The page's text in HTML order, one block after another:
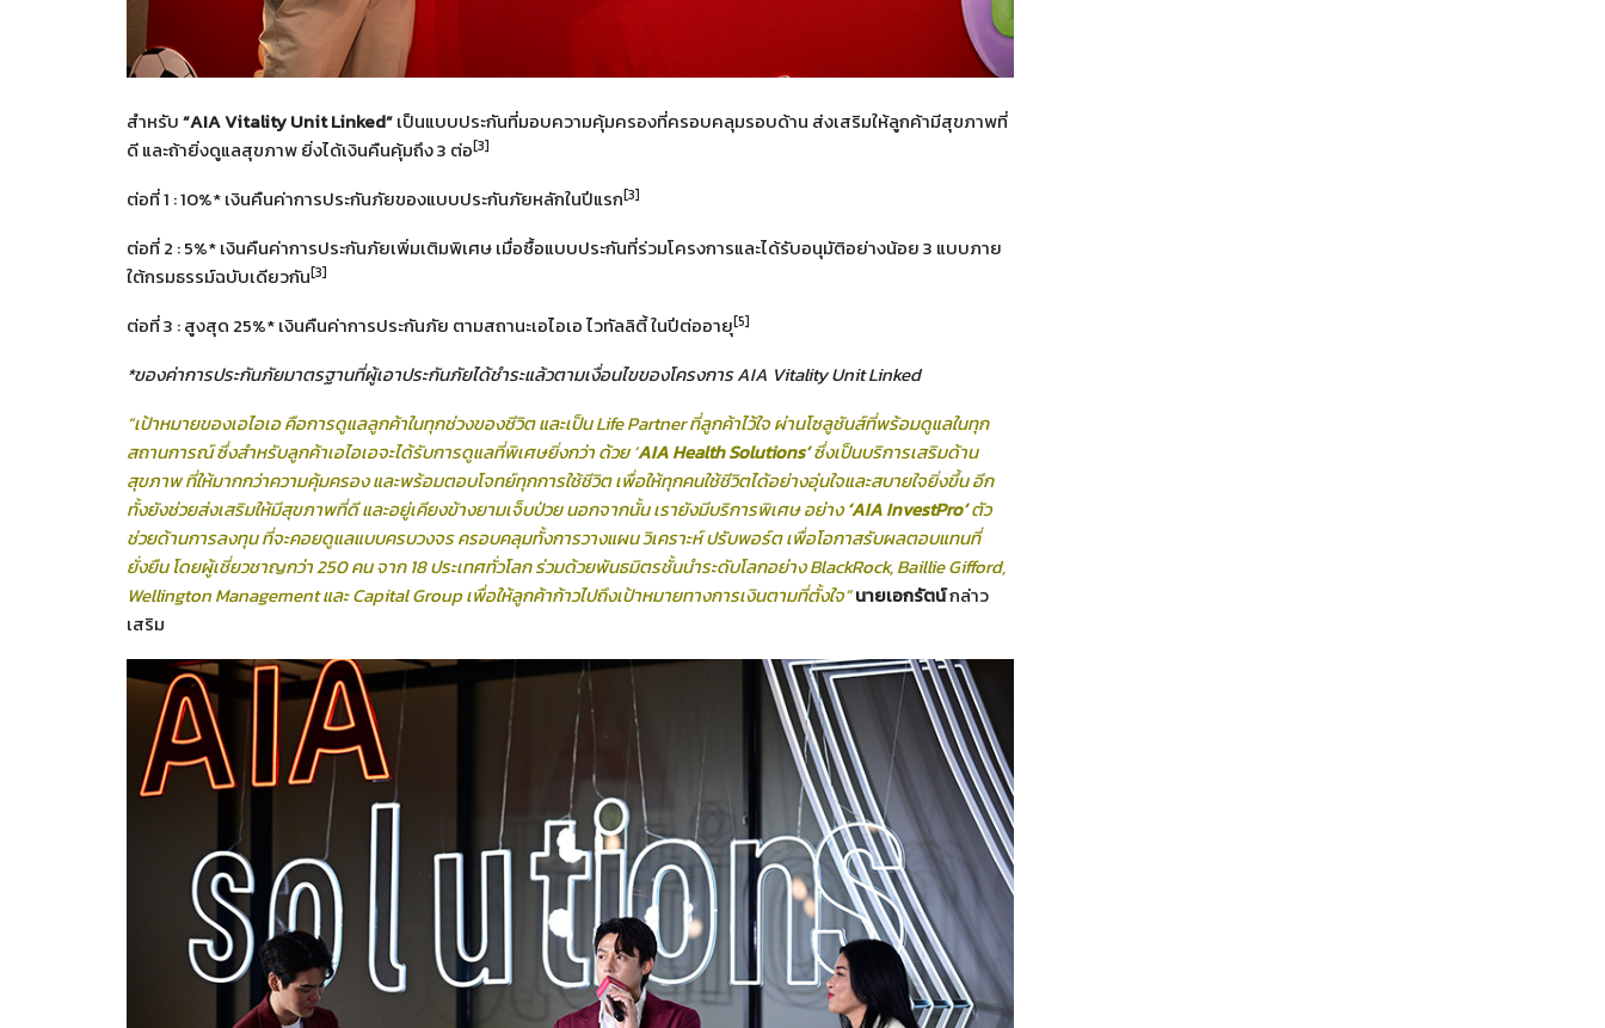
สำหรับ“AIA Vitality Unit Linked”เป็นแบบประกันที่มอบความคุ้มครองที่ครอบคลุมรอบด้าน ส่งเสริมให้ลูกค้ามีสุขภาพที่
ดี และถ้ายิ่งดูแลสุขภาพ ยิ่งได้เงินคืนคุ้มถึง 3 ต่อ[3]
ต่อที่ 1 : 10%* เงินคืนค่าการประกันภัยของแบบประกันภัยหลักในปีแรก[3]
ต่อที่ 2 : 5%* เงินคืนค่าการประกันภัยเพิ่มเติมพิเศษ เมื่อซื้อแบบประกันที่ร่วมโครงการและได้รับอนุมัติอย่างน้อย 3 แบบภาย
ใต้กรมธรรม์ฉบับเดียวกัน[3]
ต่อที่ 3 : สูงสุด 25%* เงินคืนค่าการประกันภัย ตามสถานะเอไอเอ ไวทัลลิตี้ ในปีต่ออายุ[5]
*ของค่าการประกันภัยมาตรฐานที่ผู้เอาประกันภัยได้ชำระแล้วตามเงื่อนไขของโครงการAIA Vitality Unit Linked
“เป้าหมายของเอไอเอ คือการดูแลลูกค้าในทุกช่วงของชีวิต และเป็นLife Partner ที่ลูกค้าไว้ใจ ผ่านโซลูชันส์ที่พร้อมดูแลในทุก
สถานการณ์ ซึ่งสำหรับลูกค้าเอไอเอจะได้รับการดูแลที่พิเศษยิ่งกว่า ด้วย ‘AIA Health Solutions’ซึ่งเป็นบริการเสริมด้าน
สุขภาพที่ให้มากกว่าความคุ้มครอง และพร้อมตอบโจทย์ทุกการใช้ชีวิตเพื่อให้ทุกคนใช้ชีวิตได้อย่างอุ่นใจและสบายใจยิ่งขึ้น อีก
ทั้งยังช่วยส่งเสริมให้มีสุขภาพที่ดี และอยู่เคียงข้างยามเจ็บป่วยนอกจากนั้น เรายังมีบริการพิเศษ อย่าง‘AIA InvestPro’ตัว
ช่วยด้านการลงทุน ที่จะคอยดูแลแบบครบวงจร ครอบคลุมทั้งการวางแผน วิเคราะห์ ปรับพอร์ต เพื่อโอกาสรับผลตอบแทนที่
ยั่งยืน โดยผู้เชี่ยวชาญกว่า 250 คน จาก 18 ประเทศทั่วโลก ร่วมด้วยพันธมิตรชั้นนำระดับโลกอย่าง BlackRock, Baillie Gifford,
Wellington Management และ Capital Group เพื่อให้ลูกค้าก้าวไปถึงเป้าหมายทางการเงินตามที่ตั้งใจ”นายเอกรัตน์กล่าว
เสริม